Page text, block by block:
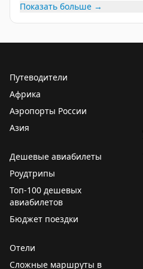
Показать больше →
Путеводители
Африка
Аэропорты России
Азия
Дешевые авиабилеты
Роудтрипы
Топ-100 дешевых
авиабилетов
Бюджет поездки
Отели
Сложные маршруты в